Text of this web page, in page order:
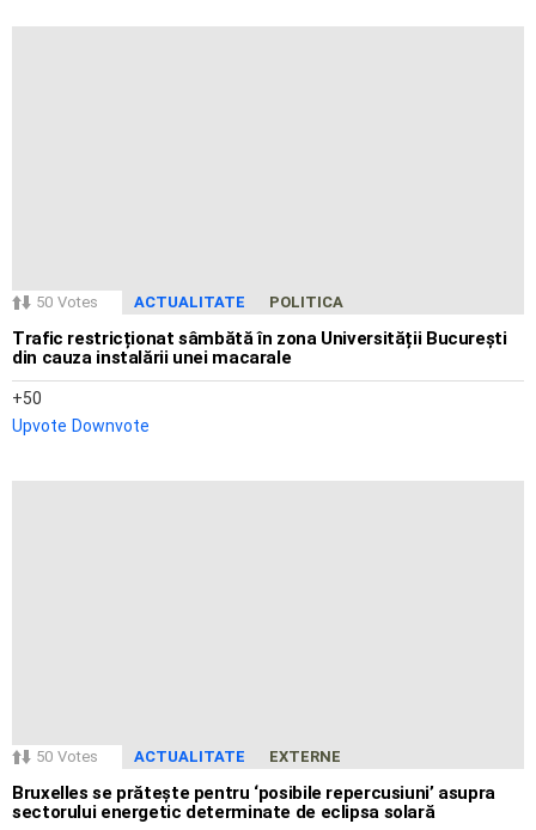
50 Votes ACTUALITATE POLITICA
Trafic restricționat sâmbătă în zona Universității București
din cauza instalării unei macarale
50
Upvote Downvote
50 Votes ACTUALITATE EXTERNE
Bruxelles se prătește pentru ‘posibile repercusiuni’ asupra
sectorului energetic determinate de eclipsa solară